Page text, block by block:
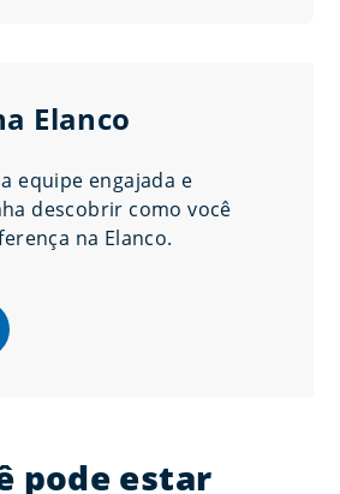
Elanco
equipe engajada e
descobrir como você
na Elanco.
pode estar